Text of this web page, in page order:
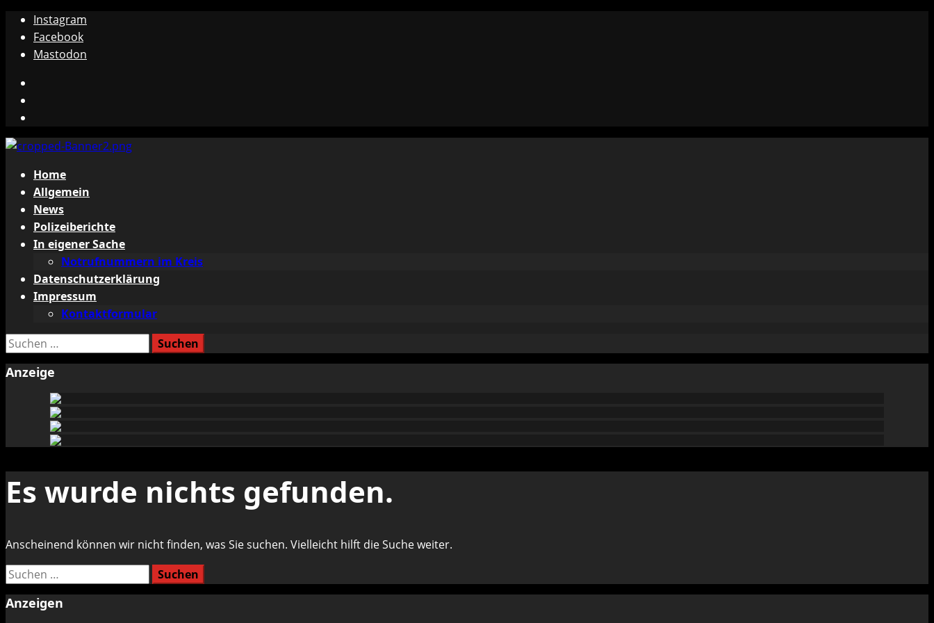
Zum
Inhalt
springen
Instagram
Facebook
Mastodon
Primäres
Menü
Home
Allgemein
News
Polizeiberichte
In eigener Sache
Notrufnummern im Kreis
Datenschutzerklärung
Impressum
Kontaktformular
Suchen
Anzeige
Es wurde nichts gefunden.
Anscheinend können wir nicht finden, was Sie suchen. Vielleicht hilft die Suche weiter.
Suchen
nach:
Anzeigen